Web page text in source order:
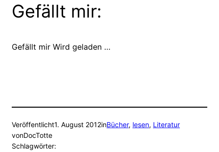
Gefällt mir:
Gefällt mir Wird geladen …
Veröffentlicht1. August 2012inBücher, lesen, Literatur
vonDocTotte
Schlagwörter: